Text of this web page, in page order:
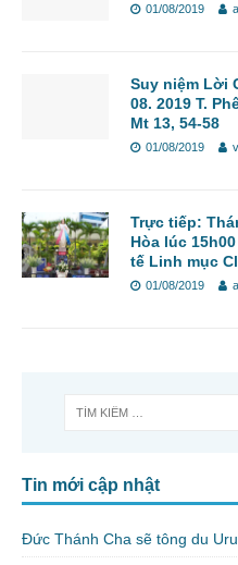
01/08/2019
Suy niệm Lời
08. 2019 T.
Mt 13, 54-58
01/08/2019
Trực tiếp:
Hòa lúc
tế Linh mục
01/08/2019
Tin mới cập nhật
Đức Thánh Cha sẽ tông du